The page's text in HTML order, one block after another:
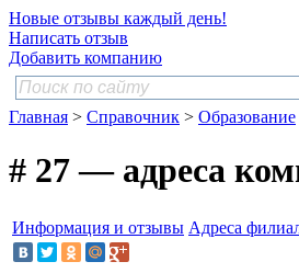
Новые отзывы каждый день!
Написать отзыв
Добавить компанию
Главная > Справочник > Образование
# 27 — адреса
Информация и отзывы Адреса